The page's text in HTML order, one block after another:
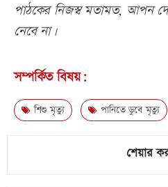
পাঠকের নিজস্ব মতামত, আপন
নেবে না।
সম্পর্কিত বিষয়:
শিশু মৃত্যু পানিতে ডুবে মৃত্যু
শেয়ার